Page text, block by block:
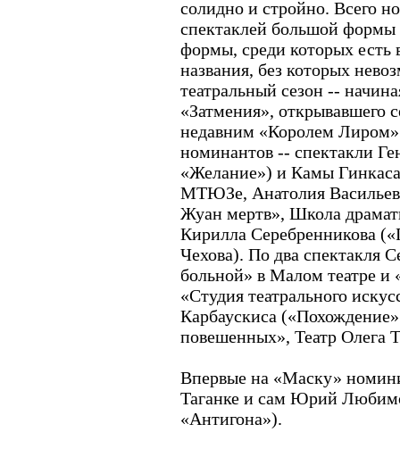
солидно и стройно. Всего
спектаклей большой
формы, среди которых есть
названия, без которых
театральный сезон --
«Затмения», открывавшего
недавним «Королем
номинантов -- спектакли
«Желание») и Камы
МТЮЗе, Анатолия
Жуан мертв», Школа
Кирилла Серебренникова
Чехова). По два спектакля
больной» в Малом театре и
«Студия театрального
Карбаускиса
повешенных», Театр Олега
Впервые на «Маску»
Таганке и сам Юрий
«Антигона»).